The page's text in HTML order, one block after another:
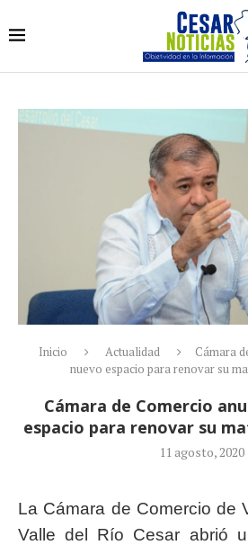
Inicio Actualidad
Cámara
nuevo espacio para renovar su
Cámara de Comercio
espacio para renovar su
11 agosto, 2020
La Cámara de Comercio de
Valle del Río Cesar abrió